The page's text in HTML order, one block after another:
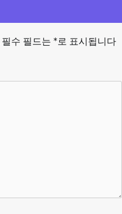
필수 필드는 *로 표시됩니다